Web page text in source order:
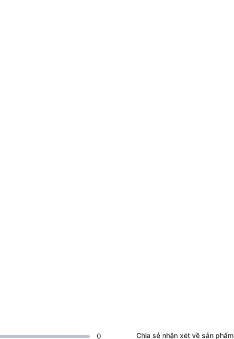
0
Chia sẻ nhận xét về sản phẩm